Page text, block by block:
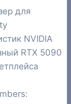
для
NVIDIA
RTX 5090